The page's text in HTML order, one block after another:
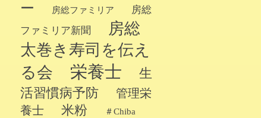
ー
房総ファミリア
房総
ファミリア新聞
房総
太巻き寿司を伝え
る会
栄養士
生
活習慣病予防
管理栄
養士
米粉 ＃Chiba